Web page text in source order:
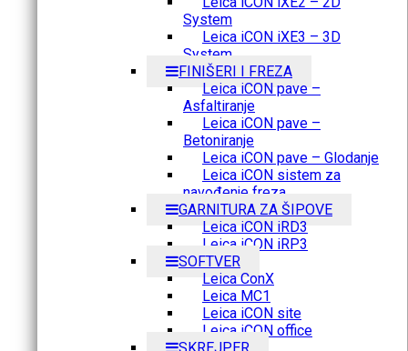
System
Leica iCON iXE3 – 3D
System
FINIŠERI I FREZA
Leica iCON pave –
Asfaltiranje
Leica iCON pave –
Betoniranje
Leica iCON pave – Glodanje
Leica iCON sistem za
navođenje freza
GARNITURA ZA ŠIPOVE
Leica iCON iRD3
Leica iCON iRP3
SOFTVER
Leica ConX
Leica MC1
Leica iCON site
Leica iCON office